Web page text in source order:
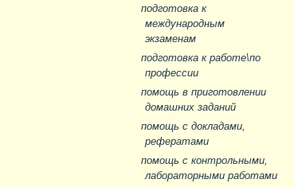
подготовка к
международным
экзаменам
подготовка к работе\по
профессии
помощь в приготовлении
домашних заданий
помощь c докладами,
рефератами
помощь с контрольными,
лабораторными работами